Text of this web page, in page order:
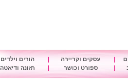
עסקים וקריירה הורים וילדים
ספורט וכושר תזונה ודיאטה